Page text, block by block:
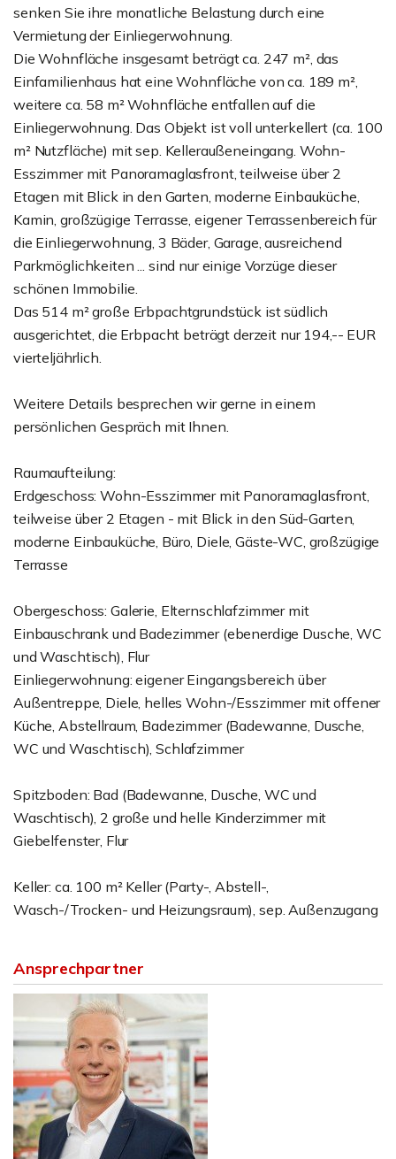
senken Sie ihre monatliche Belastung durch eine
Vermietung der Einliegerwohnung.
Die Wohnfläche insgesamt beträgt ca. 247 m², das
Einfamilienhaus hat eine Wohnfläche von ca. 189 m²,
weitere ca. 58 m² Wohnfläche entfallen auf die
Einliegerwohnung. Das Objekt ist voll unterkellert (ca. 100
m² Nutzfläche) mit sep. Kelleraußeneingang. Wohn-
Esszimmer mit Panoramaglasfront, teilweise über 2
Etagen mit Blick in den Garten, moderne Einbauküche,
Kamin, großzügige Terrasse, eigener Terrassenbereich für
die Einliegerwohnung, 3 Bäder, Garage, ausreichend
Parkmöglichkeiten ... sind nur einige Vorzüge dieser
schönen Immobilie.
Das 514 m² große Erbpachtgrundstück ist südlich
ausgerichtet, die Erbpacht beträgt derzeit nur 194,-- EUR
vierteljährlich.
Weitere Details besprechen wir gerne in einem
persönlichen Gespräch mit Ihnen.
Raumaufteilung:
Erdgeschoss: Wohn-Esszimmer mit Panoramaglasfront,
teilweise über 2 Etagen - mit Blick in den Süd-Garten,
moderne Einbauküche, Büro, Diele, Gäste-WC, großzügige
Terrasse
Obergeschoss: Galerie, Elternschlafzimmer mit
Einbauschrank und Badezimmer (ebenerdige Dusche, WC
und Waschtisch), Flur
Einliegerwohnung: eigener Eingangsbereich über
Außentreppe, Diele, helles Wohn-/Esszimmer mit offener
Küche, Abstellraum, Badezimmer (Badewanne, Dusche,
WC und Waschtisch), Schlafzimmer
Spitzboden: Bad (Badewanne, Dusche, WC und
Waschtisch), 2 große und helle Kinderzimmer mit
Giebelfenster, Flur
Keller: ca. 100 m² Keller (Party-, Abstell-,
Wasch-/Trocken- und Heizungsraum), sep. Außenzugang
Ansprechpartner